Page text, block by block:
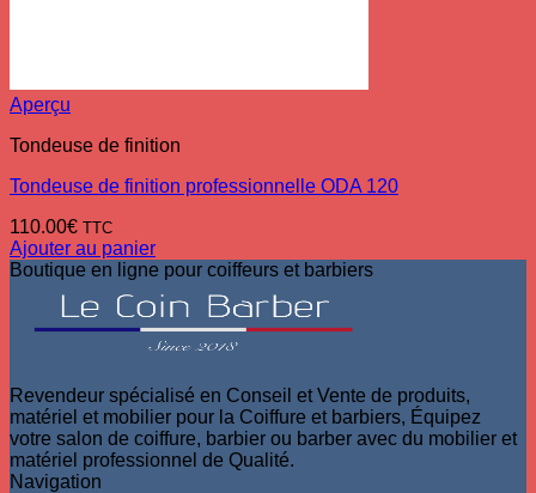
Aperçu
Tondeuse de finition
Tondeuse de finition professionnelle ODA 120
110.00€ TTC
Ajouter au panier
Boutique en ligne pour coiffeurs et barbiers
Revendeur spécialisé en Conseil et Vente de produits,
matériel et mobilier pour la Coiffure et barbiers, Équipez
votre salon de coiffure, barbier ou barber avec du mobilier et
matériel professionnel de Qualité.
Navigation